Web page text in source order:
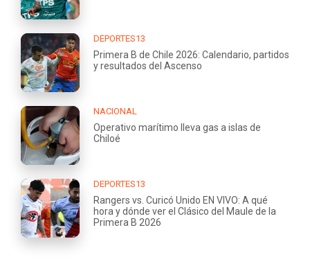
DEPORTES13
Primera B de Chile 2026: Calendario, partidos
y resultados del Ascenso
NACIONAL
Operativo marítimo lleva gas a islas de
Chiloé
DEPORTES13
Rangers vs. Curicó Unido EN VIVO: A qué
hora y dónde ver el Clásico del Maule de la
Primera B 2026